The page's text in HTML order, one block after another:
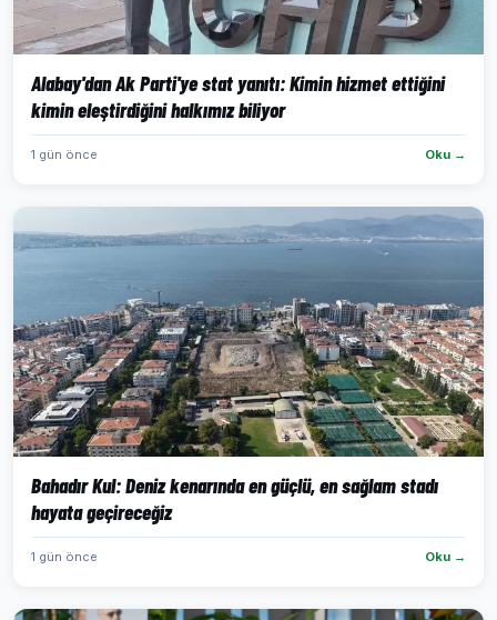
Alabay'dan Ak Parti'ye stat yanıtı: Kimin hizmet ettiğini
kimin eleştirdiğini halkımız biliyor
1 gün önce Oku →
Bahadır Kul: Deniz kenarında en güçlü, en sağlam stadı
hayata geçireceğiz
1 gün önce Oku →